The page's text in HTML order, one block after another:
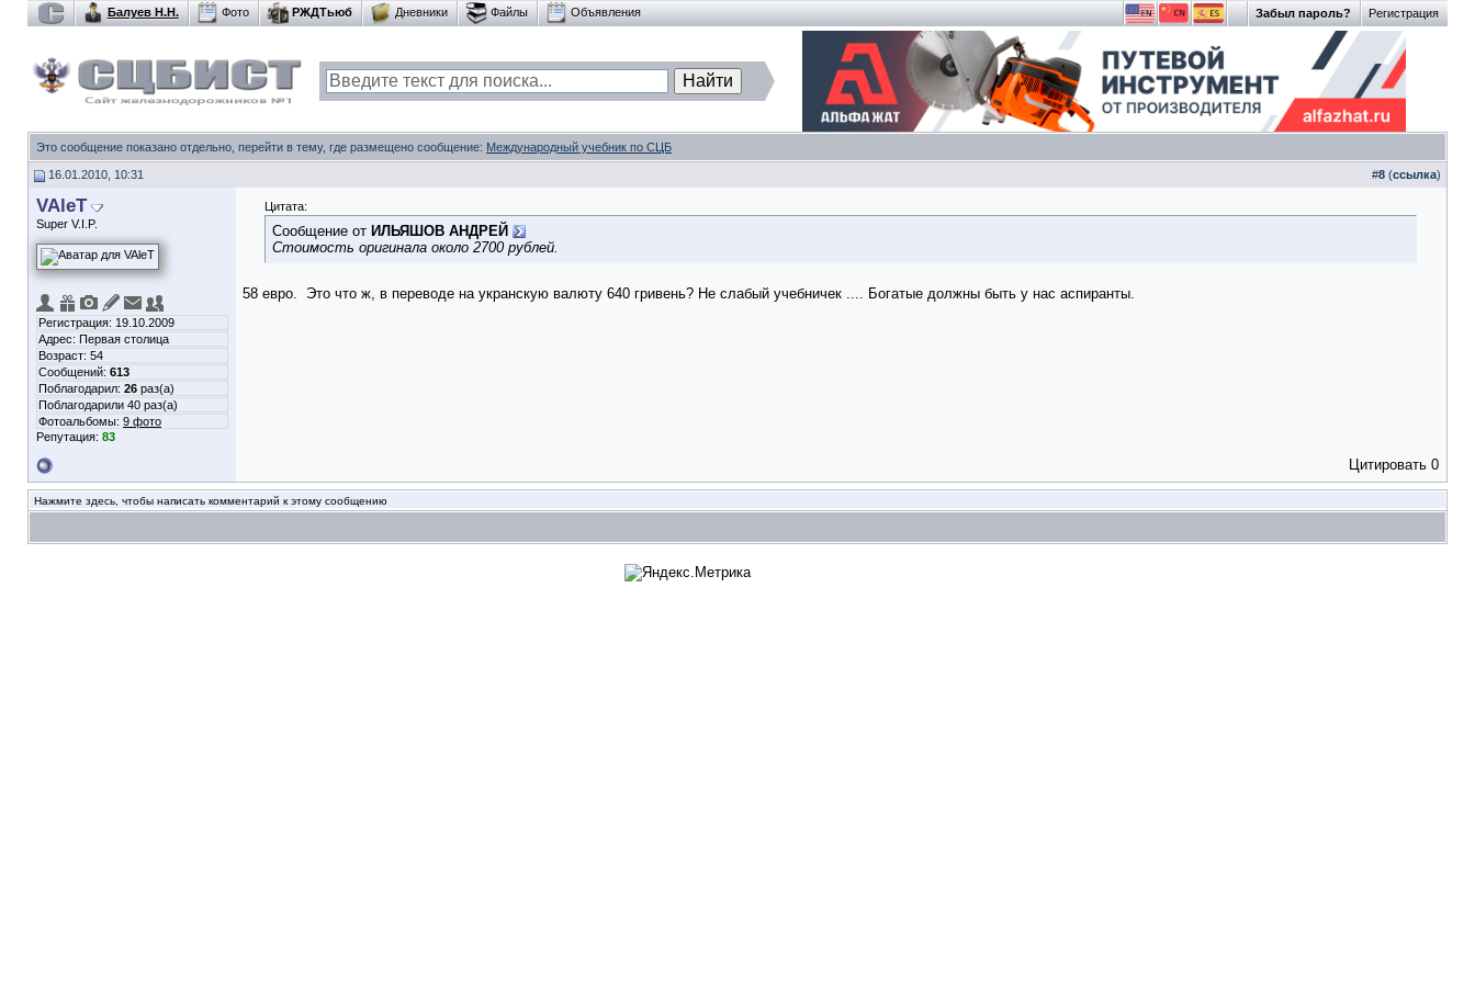
Регистрация
Забыл пароль?
Балуев Н.Н. Фото РЖДТьюб Дневники Файлы Объявления
Это сообщение показано отдельно, перейти в тему, где размещено сообщение: Международный учебник по СЦБ
16.01.2010, 10:31 #8 (ссылка)
VAleT
Super V.I.P.
Регистрация: 19.10.2009
Адрес: Первая столица
Возраст: 54
Сообщений: 613
Поблагодарил: 26 раз(а)
Поблагодарили 40 раз(а)
Фотоальбомы: 9 фото
Репутация: 83
Цитата:
Сообщение от ИЛЬЯШОВ АНДРЕЙ
Стоимость оригинала около 2700 рублей.
58 евро. Это что ж, в переводе на укранскую валюту 640 гривень? Не слабый учебничек .... Богатые должны быть у нас аспиранты.
Цитировать 0
Нажмите здесь, чтобы написать комментарий к этому сообщению